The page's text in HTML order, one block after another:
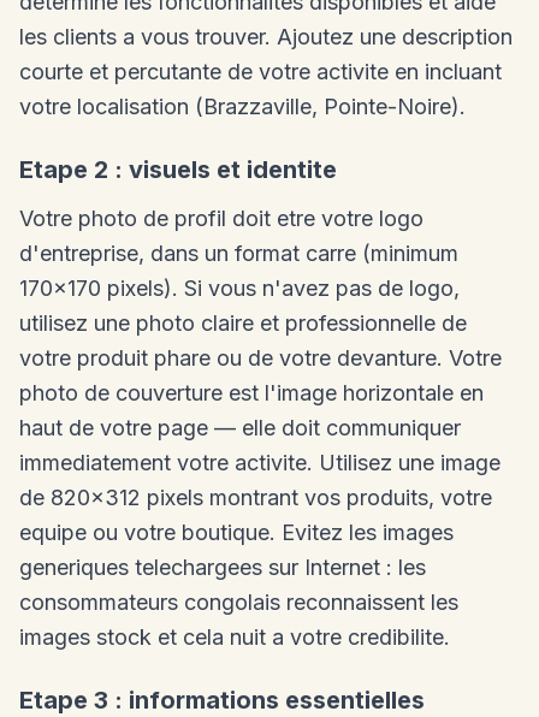
les clients a vous trouver. Ajoutez une description
courte et percutante de votre activite en incluant
votre localisation (Brazzaville, Pointe-Noire).
Etape 2 : visuels et identite
Votre photo de profil doit etre votre logo
d'entreprise, dans un format carre (minimum
170x170 pixels). Si vous n'avez pas de logo,
utilisez une photo claire et professionnelle de
votre produit phare ou de votre devanture. Votre
photo de couverture est l'image horizontale en
haut de votre page — elle doit communiquer
immediatement votre activite. Utilisez une image
de 820x312 pixels montrant vos produits, votre
equipe ou votre boutique. Evitez les images
generiques telechargees sur Internet : les
consommateurs congolais reconnaissent les
images stock et cela nuit a votre credibilite.
Etape 3 : informations essentielles